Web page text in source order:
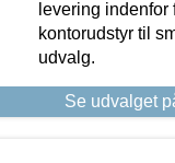
levering
kontorudstyr til
udvalg.
Se udvalget